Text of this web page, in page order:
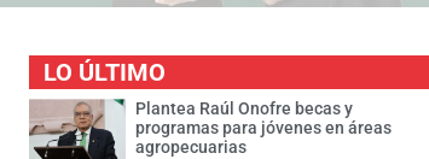
LO ÚLTIMO
Plantea Raúl Onofre becas y
programas para jóvenes en áreas
agropecuarias